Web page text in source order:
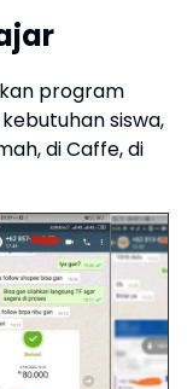
program
siswa,
di Caffe, di